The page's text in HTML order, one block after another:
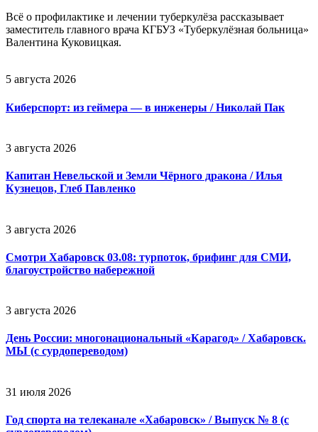
Всё о профилактике и лечении туберкулёза рассказывает
заместитель главного врача КГБУЗ «Туберкулёзная больница»
Валентина Куковицкая.
5 августа 2026
Киберспорт: из геймера — в инженеры / Николай Пак
3 августа 2026
Капитан Невельской и Земли Чёрного дракона / Илья
Кузнецов, Глеб Павленко
3 августа 2026
Смотри Хабаровск 03.08: турпоток, брифинг для СМИ,
благоустройство набережной
3 августа 2026
День России: многонациональный «Карагод» / Хабаровск.
МЫ (с сурдопереводом)
31 июля 2026
Год спорта на телеканале «Хабаровск» / Выпуск № 8 (с